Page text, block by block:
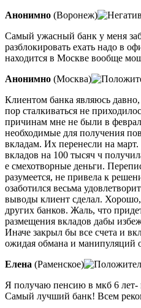
Анонимно (Воронеж)
Самый ужасный банк у меня
разблокировать ехать надо в
находится в Москве вообще
Анонимно (Москва)
Клиентом банка являюсь
пор сталкиваться не
причинам мне не были в
необходимые для получения
вкладам. Их перенесли на
вкладов на 100 тысяч ч
е смехотворные деньги.
разумеется, не привела к
озаботился весьма
выводы клиент сделал. Хорошо,
других банков. Жаль, что
размещения вкладов дабы
Иначе закрыл бы все счета и
ожидая обмана и манипуляций
Елена (Раменское)
Я получаю пенсию в мкб 6 лет-
Самый лучший банк! Всем